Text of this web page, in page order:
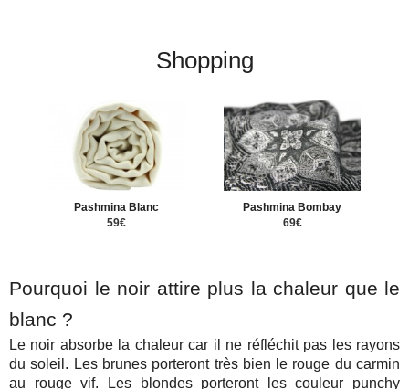
Shopping
Pashmina Blanc
59€
Pashmina Bombay
69€
Pourquoi le noir attire plus la chaleur que le
blanc ?
Le noir absorbe la chaleur car il ne réfléchit pas les rayons
du soleil. Les brunes porteront très bien le rouge du carmin
au rouge vif. Les blondes porteront les couleur punchy